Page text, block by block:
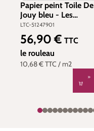
Papier peint Toile De
Jouy bleu - Les
Essentiels de Lutèce |
Réf. LTC-51247901
LTC-51247901
10,68 €TTC / m2
Prix régulier :
56,90 € TTC
le rouleau